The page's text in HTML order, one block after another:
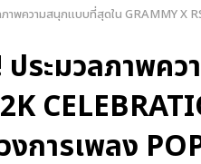
าพความสนุกแบบที่สุดใน GRAMMY X
ระมวลภาพคว
การเพลง